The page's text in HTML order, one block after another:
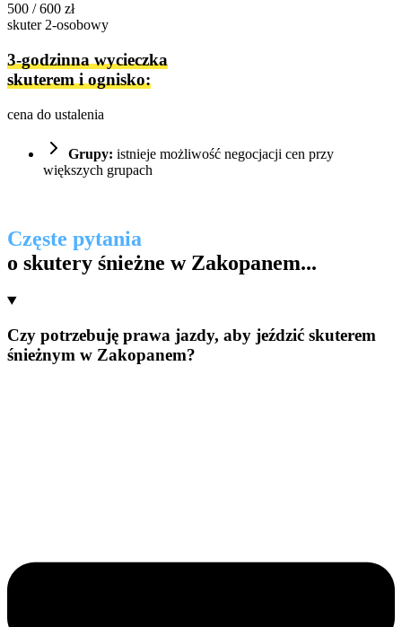
500 / 600 zł
skuter 2-osobowy
3-godzinna wycieczka
skuterem i ognisko:
cena do ustalenia
Grupy: istnieje możliwość negocjacji cen przy
większych grupach
Częste pytania
o skutery śnieżne w Zakopanem...
Czy potrzebuję prawa jazdy, aby jeździć skuterem
śnieżnym w Zakopanem?